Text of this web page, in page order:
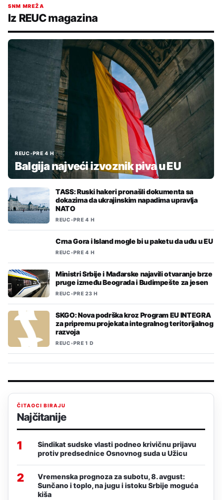
SNM MREŽA
Iz REUC magazina
REUC•PRE 4 H
Balgija najveći izvoznik piva u EU
TASS: Ruski hakeri pronašli dokumenta sa
dokazima da ukrajinskim napadima upravlja
NATO
REUC•PRE 4 H
Crna Gora i Island mogle bi u paketu da uđu u EU
REUC•PRE 4 H
Ministri Srbije i Mađarske najavili otvaranje brze
pruge između Beograda i Budimpešte za jesen
REUC•PRE 23 H
SKGO: Nova podrška kroz Program EU INTEGRA
za pripremu projekata integralnog teritorijalnog
razvoja
REUC•PRE 1 D
ČITAOCI BIRAJU
Najčitanije
1
Sindikat sudske vlasti podneo krivičnu prijavu
protiv predsednice Osnovnog suda u Užicu
2
Vremenska prognoza za subotu, 8. avgust:
Sunčano i toplo, na jugu i istoku Srbije moguća
kiša